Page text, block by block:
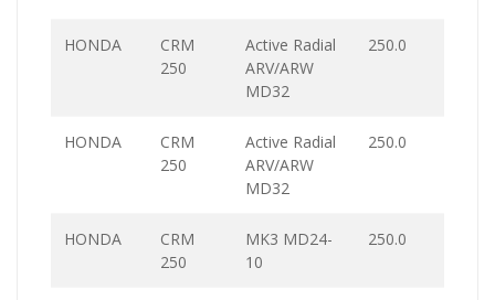
HONDA
CRM
250
Active Radial
ARV/ARW
MD32
250.0
HONDA
CRM
250
Active Radial
ARV/ARW
MD32
250.0
HONDA
CRM
250
MK3 MD24-
10
250.0